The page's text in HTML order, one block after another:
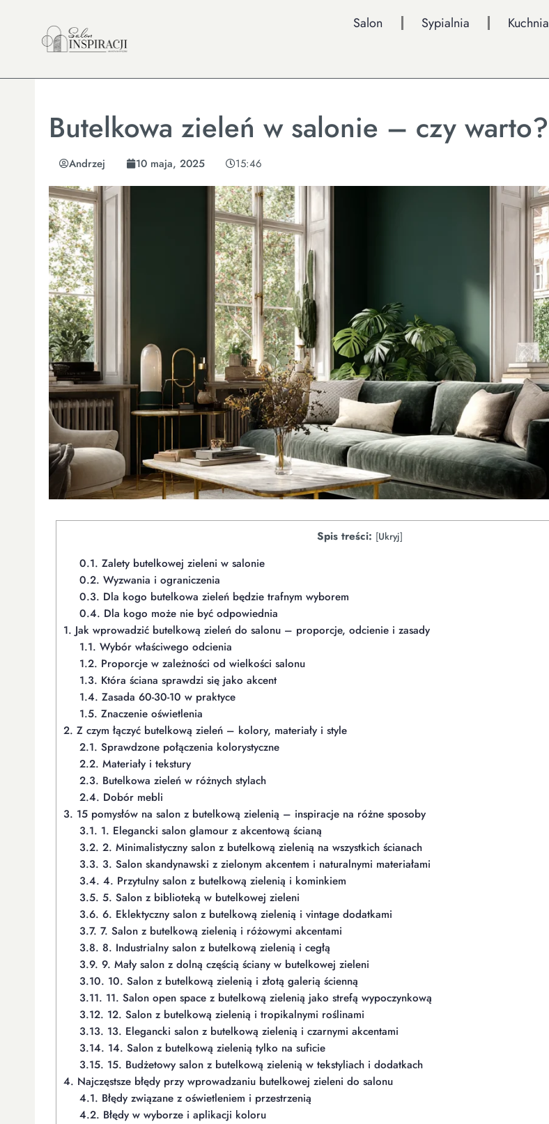
Salon Sypialnia Kuchnia
Butelkowa zieleń w salonie – czy warto?
Andrzej 10 maja, 2025 15:46
Spis treści: [Ukryj]
0.1. Zalety butelkowej zieleni w salonie
0.2. Wyzwania i ograniczenia
0.3. Dla kogo butelkowa zieleń będzie trafnym wyborem
0.4. Dla kogo może nie być odpowiednia
1. Jak wprowadzić butelkową zieleń do salonu – proporcje, odcienie i zasady
1.1. Wybór właściwego odcienia
1.2. Proporcje w zależności od wielkości salonu
1.3. Która ściana sprawdzi się jako akcent
1.4. Zasada 60-30-10 w praktyce
1.5. Znaczenie oświetlenia
2. Z czym łączyć butelkową zieleń – kolory, materiały i style
2.1. Sprawdzone połączenia kolorystyczne
2.2. Materiały i tekstury
2.3. Butelkowa zieleń w różnych stylach
2.4. Dobór mebli
3. 15 pomysłów na salon z butelkową zielenią – inspiracje na różne sposoby
3.1. 1. Elegancki salon glamour z akcentową ścianą
3.2. 2. Minimalistyczny salon z butelkową zielenią na wszystkich ścianach
3.3. 3. Salon skandynawski z zielonym akcentem i naturalnymi materiałami
3.4. 4. Przytulny salon z butelkową zielenią i kominkiem
3.5. 5. Salon z biblioteką w butelkowej zieleni
3.6. 6. Eklektyczny salon z butelkową zielenią i vintage dodatkami
3.7. 7. Salon z butelkową zielenią i różowymi akcentami
3.8. 8. Industrialny salon z butelkową zielenią i cegłą
3.9. 9. Mały salon z dolną częścią ściany w butelkowej zieleni
3.10. 10. Salon z butelkową zielenią i złotą galerią ścienną
3.11. 11. Salon open space z butelkową zielenią jako strefą wypoczynkową
3.12. 12. Salon z butelkową zielenią i tropikalnymi roślinami
3.13. 13. Elegancki salon z butelkową zielenią i czarnymi akcentami
3.14. 14. Salon z butelkową zielenią tylko na suficie
3.15. 15. Budżetowy salon z butelkową zielenią w tekstyliach i dodatkach
4. Najczęstsze błędy przy wprowadzaniu butelkowej zieleni do salonu
4.1. Błędy związane z oświetleniem i przestrzenią
4.2. Błędy w wyborze i aplikacji koloru